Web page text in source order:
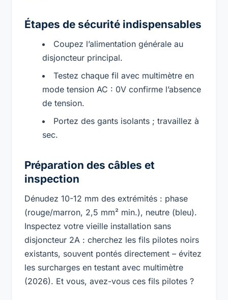
Étapes de sécurité indispensables
Coupez l’alimentation générale au
disjoncteur principal.
Testez chaque fil avec multimètre en
mode tension AC : 0V confirme l’absence
de tension.
Portez des gants isolants ; travaillez à
sec.
Préparation des câbles et
inspection
Dénudez 10-12 mm des extrémités : phase
(rouge/marron, 2,5 mm² min.), neutre (bleu).
Inspectez votre vieille installation sans
disjoncteur 2A : cherchez les fils pilotes noirs
existants, souvent pontés directement – évitez
les surcharges en testant avec multimètre
(2026). Et vous, avez-vous ces fils pilotes ?